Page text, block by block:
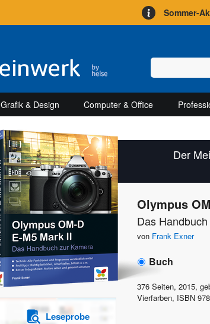
Sommer-
Grafik & Design Computer & Office
Der
Leseprobe
Olympus
Das
von Frank Exner
Buch
376 Seiten, 2015,
Vierfarben, ISBN